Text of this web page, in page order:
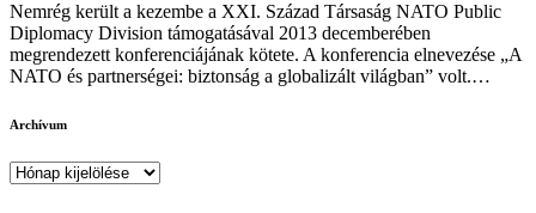
Nemrég került a kezembe a XXI. Század Társaság NATO Public
Diplomacy Division támogatásával 2013 decemberében
megrendezett konferenciájának kötete. A konferencia elnevezése „A
NATO és partnerségei: biztonság a globalizált világban” volt.…
Archívum
Archívum